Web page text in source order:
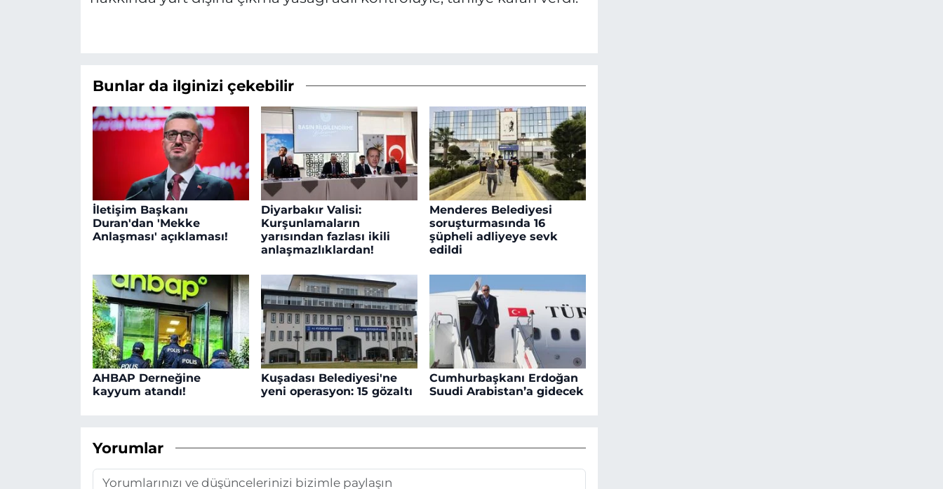
Bunlar da ilginizi çekebilir
İletişim Başkanı
Duran'dan 'Mekke
Anlaşması' açıklaması!
Diyarbakır Valisi:
Kurşunlamaların
yarısından fazlası ikili
anlaşmazlıklardan!
Menderes Belediyesi
soruşturmasında 16
şüpheli adliyeye sevk
edildi
AHBAP Derneğine
kayyum atandı!
Kuşadası Belediyesi'ne
yeni operasyon: 15 gözaltı
Cumhurbaşkanı Erdoğan
Suudi Arabistan’a gidecek
Yorumlar